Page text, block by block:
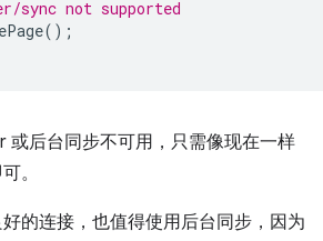
sync not supported
();
或后台同步不可用，只需像现在一样
。
的连接，也值得使用后台同步，因为